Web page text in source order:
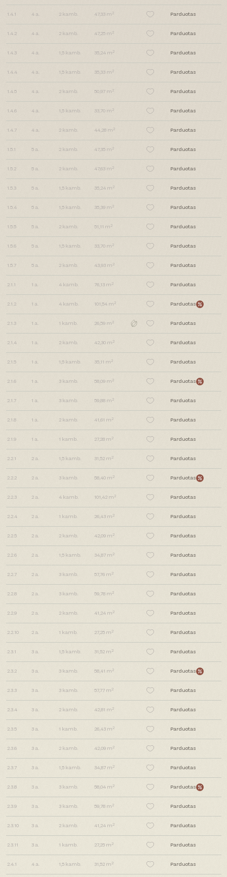
1.4.1 4 a. 2 kamb. 47,33 m 2 Parduotas
1.4.2 4 a. 2 kamb. 47,25 m 2 Parduotas
1.4.3 4 a. 1,5 kamb. 35,24 m2 Parduotas
1.4.4 4 a. 1,5 kamb. 35,33 m 2 Parduotas
1.4.5 4 a. 2 kamb. 50,97 m 2 Parduotas
1.4.6 4 a. 1,5 kamb. 33,70 m 2 Parduotas
1.4.7 4 a. 2 kamb. 44,28 m2 Parduotas
1.5.1 5 a. 2 kamb. 47,35 m2 Parduotas
1.5.2 5 a. 2 kamb. 47,63 m2 Parduotas
1.5.3 5 a. 1,5 kamb. 35,24 m2 Parduotas
1.5.4 5 a. 1,5 kamb. 35,39 m2 Parduotas
1.5.5 5 a. 2 kamb. 51,11 m2 Parduotas
1.5.6 5 a. 1,5 kamb. 33,70 m2 Parduotas
1.5.7 5 a. 2 kamb. 43,93 m2 Parduotas
2.1.1 1 a. 4 kamb. 76,13 m2 Parduotas
2.1.2 1 a. 4 kamb. 101,54 m2 Parduotas
2.1.3 1 a. 1 kamb. 26,59 m2 Parduotas
2.1.4 1 a. 2 kamb. 42,30 m2 Parduotas
2.1.5 1 a. 1,5 kamb. 35,11 m2 Parduotas
2.1.6 1 a. 3 kamb. 58,09 m2 Parduotas
2.1.7 1 a. 3 kamb. 59,88 m2 Parduotas
2.1.8 1 a. 2 kamb. 41,61 m2 Parduotas
2.1.9 1 a. 1 kamb. 27,28 m2 Parduotas
2.2.1 2 a. 1,5 kamb. 31,52 m2 Parduotas
2.2.2 2 a. 3 kamb. 58,40 m2 Parduotas
2.2.3 2 a. 4 kamb. 101,42 m2 Parduotas
2.2.4 2 a. 1 kamb. 26,43 m2 Parduotas
2.2.5 2 a. 2 kamb. 42,09 m2 Parduotas
2.2.6 2 a. 1,5 kamb. 34,87 m2 Parduotas
2.2.7 2 a. 3 kamb. 57,76 m2 Parduotas
2.2.8 2 a. 3 kamb. 59,78 m2 Parduotas
2.2.9 2 a. 2 kamb. 41,24 m2 Parduotas
2.2.10 2 a. 1 kamb. 27,25 m2 Parduotas
2.3.1 3 a. 1,5 kamb. 31,52 m2 Parduotas
2.3.2 3 a. 3 kamb. 58,41 m2 Parduotas
2.3.3 3 a. 3 kamb. 57,77 m2 Parduotas
2.3.4 3 a. 2 kamb. 42,81 m2 Parduotas
2.3.5 3 a. 1 kamb. 26,43 m2 Parduotas
2.3.6 3 a. 2 kamb. 42,09 m2 Parduotas
2.3.7 3 a. 1,5 kamb. 34,87 m2 Parduotas
2.3.8 3 a. 3 kamb. 58,04 m2 Parduotas
2.3.9 3 a. 3 kamb. 59,78 m2 Parduotas
2.3.10 3 a. 2 kamb. 41,24 m2 Parduotas
2.3.11 3 a. 1 kamb. 27,25 m2 Parduotas
2.4.1 4 a. 1,5 kamb. 31,52 m2 Parduotas